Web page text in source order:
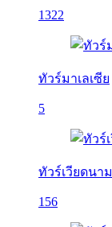
1322
ทัวร์มาเลเซีย
5
ทัวร์เวียดนาม
156